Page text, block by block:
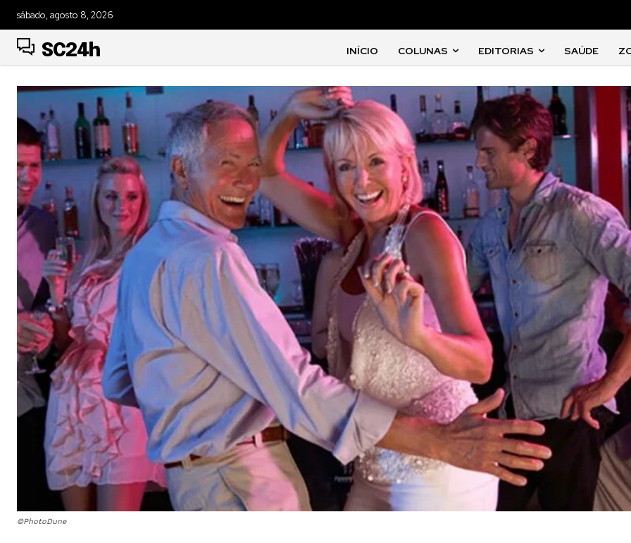
sábado, agosto 8, 2026
SC24h INÍCIO COLUNAS EDITORIAS SAÚDE
©PhotoDune